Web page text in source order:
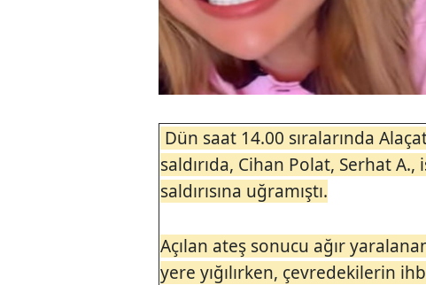
Dün saat 14.00 sıralarında
saldırıda, Cihan Polat, Serhat
saldırısına uğramıştı.
Açılan ateş sonucu ağır
yere yığılırken, çevredekilerin